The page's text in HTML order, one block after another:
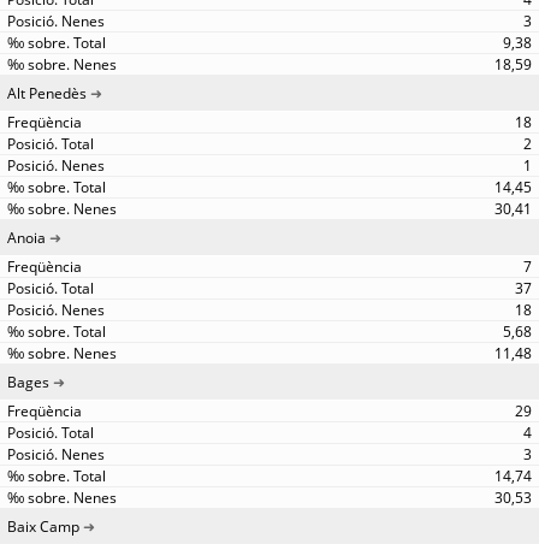
3
9,38
18,59
Alt Penedès
18
2
1
14,45
30,41
Anoia
7
37
18
5,68
11,48
Bages
29
4
3
14,74
30,53
Baix Camp